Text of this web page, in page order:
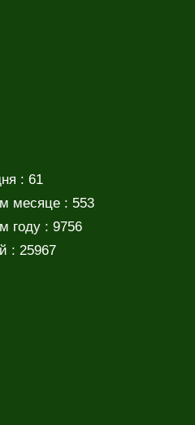
: 61
месяце : 553
году : 9756
: 25967